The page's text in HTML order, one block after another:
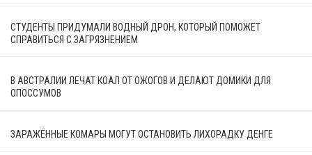
СТУДЕНТЫ ПРИДУМАЛИ ВОДНЫЙ ДРОН, КОТОРЫЙ ПОМОЖЕТ
СПРАВИТЬСЯ С ЗАГРЯЗНЕНИЕМ
В АВСТРАЛИИ ЛЕЧАТ КОАЛ ОТ ОЖОГОВ И ДЕЛАЮТ ДОМИКИ ДЛЯ
ОПОССУМОВ
ЗАРАЖЁННЫЕ КОМАРЫ МОГУТ ОСТАНОВИТЬ ЛИХОРАДКУ ДЕНГЕ